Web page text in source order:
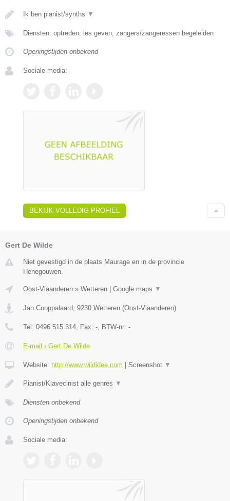
Ik ben pianist/synths ▼
Diensten: optreden, les geven, zangers/zangeressen begeleiden
Openingstijden onbekend
Sociale media:
BEKIJK VOLLEDIG PROFIEL
Gert De Wilde
Niet gevestigd in de plaats Maurage en in de provincie
Henegouwen.
Oost-Vlaanderen » Wetteren | Google maps ▼
Jan Cooppalaard 9230 Wetteren (Oost-Vlaanderen)
Tel: 0496 515 314 , Fax: - , BTW-nr: -
E-mail › Gert De Wilde
Website: http://www.wildidee.com | Screenshot ▼
Pianist/Klavecinist alle genres ▼
Diensten onbekend
Openingstijden onbekend
Sociale media: